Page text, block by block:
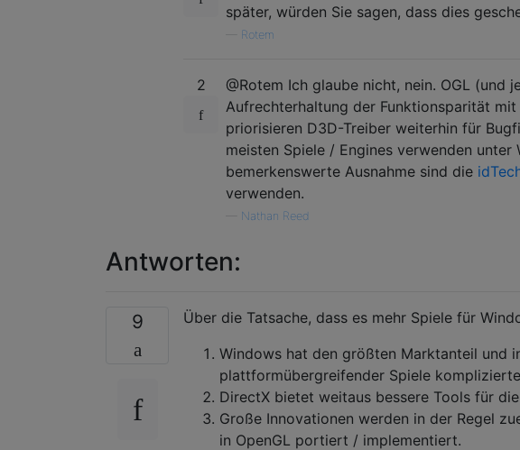
später, würden Sie sagen, dass dies
Rotem
2
@Rotem Ich glaube nicht, nein. OGL (und
Aufrechterhaltung der Funktionsparität
priorisieren D3D-Treiber weiterhin für
meisten Spiele / Engines verwenden
bemerkenswerte Ausnahme sind die
verwenden.
Nathan Reed
Antworten:
9
Über die Tatsache, dass es mehr Spiele für
Windows hat den größten Marktanteil und
plattformübergreifender Spiele
DirectX bietet weitaus bessere Tools für
Große Innovationen werden in der Regel
in OpenGL portiert / implementiert.